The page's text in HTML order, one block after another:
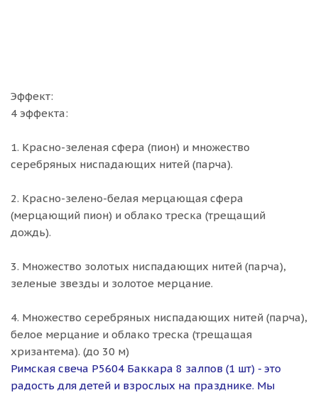
Эффект:
4 эффекта:
1. Красно-зеленая сфера (пион) и множество
серебряных ниспадающих нитей (парча).
2. Красно-зелено-белая мерцающая сфера
(мерцающий пион) и облако треска (трещащий
дождь).
3. Множество золотых ниспадающих нитей (парча),
зеленые звезды и золотое мерцание.
4. Множество серебряных ниспадающих нитей (парча),
белое мерцание и облако треска (трещащая
хризантема). (до 30 м)
Римская свеча Р5604 Баккара 8 залпов (1 шт) - это
радость для детей и взрослых на празднике. Мы